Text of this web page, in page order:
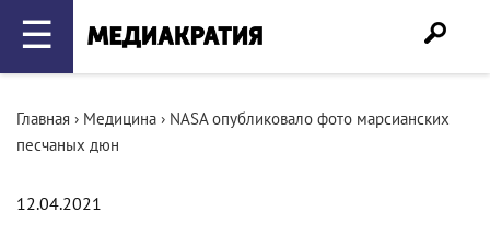
☰
Главная › Медицина › NASA опубликовало фото марсианских
песчаных дюн
12.04.2021